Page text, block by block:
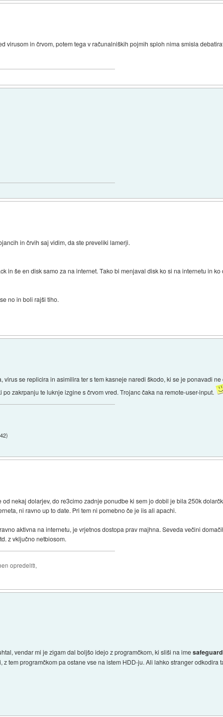
virusom in črvom, potem tega v računalniških pojmih sploh nima smisla
in črvih saj vidim, da ste preveliki lamerji.
in še en disk samo za na internet. Tako bi menjaval disk ko si na internetu in
no in boli rajši tiho.
virus se replicira in asimilira ter s tem kasneje naredi škodo, ki se je ponavadi
zakrpanju te luknje izgine s črvom vred. Trojanc čaka na remote-user-input.
)
od nekaj dolarjev, do re3cimo zadnje ponudbe ki sem jo dobil je bila 250k
ni ravno up to date. Pri tem ni pomebno če je iis ali apachi.
aktivna na internetu, je vrjetnos dostopa prav majhna. Seveda večini
z vključno netbiosom.
opredeliti,
vendar mi je zigam dal boljšo idejo z programčkom, ki sliši na ime
z tem programčkom pa ostane vse na istem HDD-ju. Ali lahko stranger odkodira